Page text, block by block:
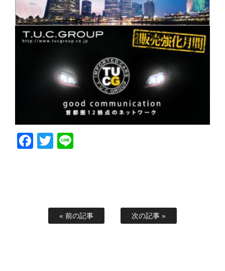
Facebook
Twitter
« 前の記事 次の記事 »